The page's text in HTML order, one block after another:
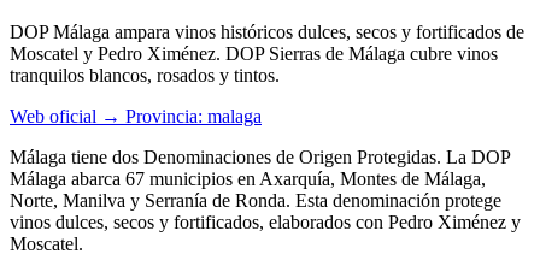
DOP Málaga ampara vinos históricos dulces, secos y fortificados de
Moscatel y Pedro Ximénez. DOP Sierras de Málaga cubre vinos
tranquilos blancos, rosados y tintos.
Web oficial → Provincia: malaga
Málaga tiene dos Denominaciones de Origen Protegidas. La DOP
Málaga abarca 67 municipios en Axarquía, Montes de Málaga,
Norte, Manilva y Serranía de Ronda. Esta denominación protege
vinos dulces, secos y fortificados, elaborados con Pedro Ximénez y
Moscatel.